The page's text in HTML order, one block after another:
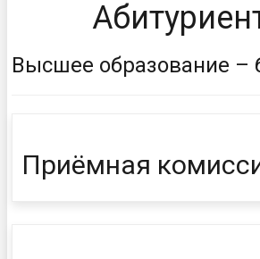
Высшее образование –
Приёмная